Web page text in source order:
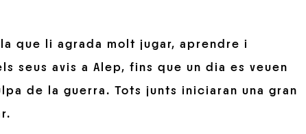
que li agrada molt jugar, aprendre i
seus avis a Alep, fins que un dia es veuen
de la guerra. Tots junts iniciaran una gran